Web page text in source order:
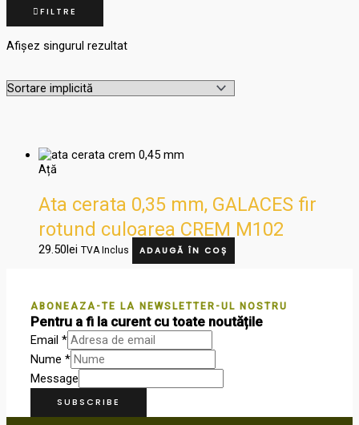
FILTRE
Afișez singurul rezultat
Ață
Ata cerata 0,35 mm, GALACES fir
rotund culoarea CREM M102
29.50 lei TVA Inclus ADAUGĂ ÎN COȘ
ABONEAZA-TE LA NEWSLETTER-UL NOSTRU
Pentru a fi la curent cu toate noutățile
Nume *
Email *
Message
SUBSCRIBE